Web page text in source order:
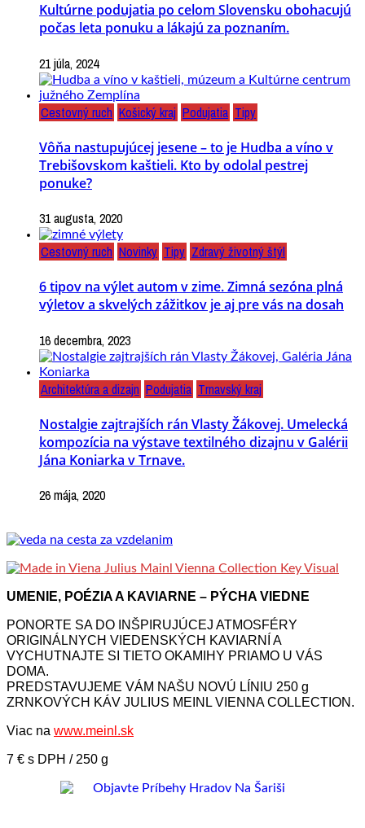
Kultúrne podujatia po celom Slovensku obohacujú
počas leta ponuku a lákajú za poznaním.
21 júla, 2024
Cestovný ruch Košický kraj Podujatia Tipy
Vôňa nastupujúcej jesene – to je Hudba a víno v
Trebišovskom kaštieli. Kto by odolal pestrej
ponuke?
31 augusta, 2020
Cestovný ruch Novinky Tipy Zdravý životný štýl
6 tipov na výlet autom v zime. Zimná sezóna plná
výletov a skvelých zážitkov je aj pre vás na dosah
16 decembra, 2023
Architektúra a dizajn Podujatia Trnavský kraj
Nostalgie zajtrajších rán Vlasty Žákovej. Umelecká
kompozícia na výstave textilného dizajnu v Galérii
Jána Koniarka v Trnave.
26 mája, 2020
UMENIE, POÉZIA A KAVIARNE – PÝCHA VIEDNE
PONORTE SA DO INŠPIRUJÚCEJ ATMOSFÉRY
ORIGINÁLNYCH VIEDENSKÝCH KAVIARNÍ A
VYCHUTNAJTE SI TIETO OKAMIHY PRIAMO U VÁS
DOMA.
PREDSTAVUJEME VÁM NAŠU NOVÚ LÍNIU 250 g
ZRNKOVÝCH KÁV JULIUS MEINL VIENNA COLLECTION.
Viac na www.meinl.sk
7 € s DPH / 250 g